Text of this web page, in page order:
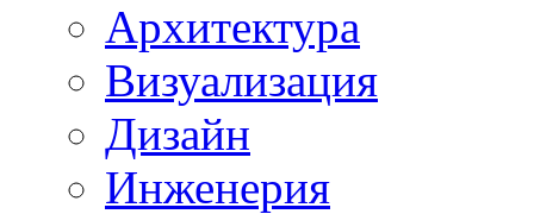
Архитектура
Визуализация
Дизайн
Инженерия